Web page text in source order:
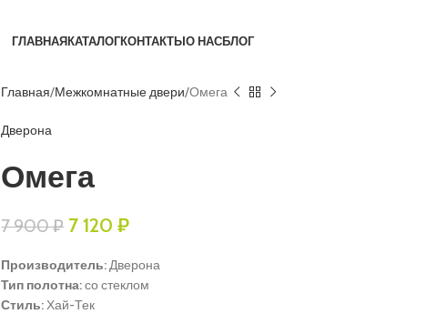
ГЛАВНАЯКАТАЛОГКОНТАКТЫО НАСБЛОГ
Главная Межкомнатные двери Омега
Дверона
Омега
7 900₽ 7 120₽
Производитель:Дверона
Тип полотна:со стеклом
Стиль:Хай-Тек